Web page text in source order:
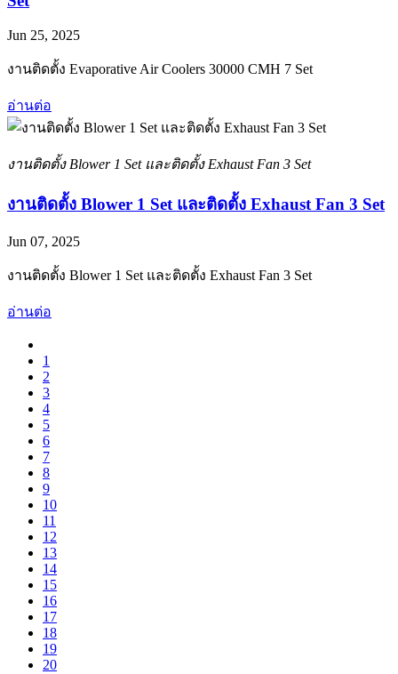
Jun 25, 2025
งานติดตั้ง Evaporative Air Coolers 30000 CMH 7 Set
อ่านต่อ
งานติดตั้ง Blower 1 Set และติดตั้ง Exhaust Fan 3 Set
งานติดตั้ง Blower 1 Set และติดตั้ง Exhaust Fan 3 Set
Jun 07, 2025
งานติดตั้ง Blower 1 Set และติดตั้ง Exhaust Fan 3 Set
อ่านต่อ
1
2
3
4
5
6
7
8
9
10
11
12
13
14
15
16
17
18
19
20